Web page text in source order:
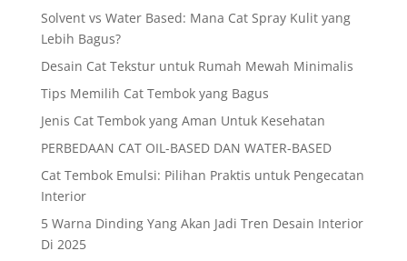
Solvent vs Water Based: Mana Cat Spray Kulit yang
Lebih Bagus?
Desain Cat Tekstur untuk Rumah Mewah Minimalis
Tips Memilih Cat Tembok yang Bagus
Jenis Cat Tembok yang Aman Untuk Kesehatan
PERBEDAAN CAT OIL-BASED DAN WATER-BASED
Cat Tembok Emulsi: Pilihan Praktis untuk Pengecatan
Interior
5 Warna Dinding Yang Akan Jadi Tren Desain Interior
Di 2025